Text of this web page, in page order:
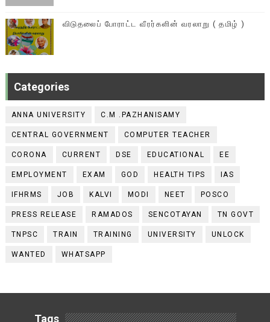
விடுதலைப் போராட்ட வீரர்களின் வரலாறு ( தமிழ் )
Categories
ANNA UNIVERSITY C.M .PAZHANISAMY
CENTRAL GOVERNMENT COMPUTER TEACHER
CORONA CURRENT DSE EDUCATIONAL EE
EMPLOYMENT EXAM GOD HEALTH TIPS IAS
IFHRMS JOB KALVI MODI NEET POSCO
PRESS RELEASE RAMADOS SENCOTAYAN TN GOVT
TNPSC TRAIN TRAINING UNIVERSITY UNLOCK
WANTED WHATSAPP
Tags